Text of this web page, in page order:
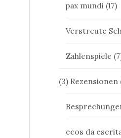
pax mundi (17)
Verstreute
Zahlenspiele
(3) Rezensionen
ecos da